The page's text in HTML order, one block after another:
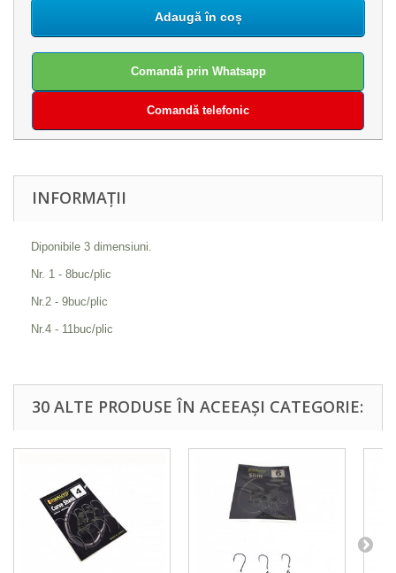
Adaugă în coș
Comandă prin Whatsapp
Comandă telefonic
INFORMAȚII
Diponibile 3 dimensiuni.
Nr. 1 - 8buc/plic
Nr.2 - 9buc/plic
Nr.4 - 11buc/plic
30 ALTE PRODUSE ÎN ACEEAȘI CATEGORIE: